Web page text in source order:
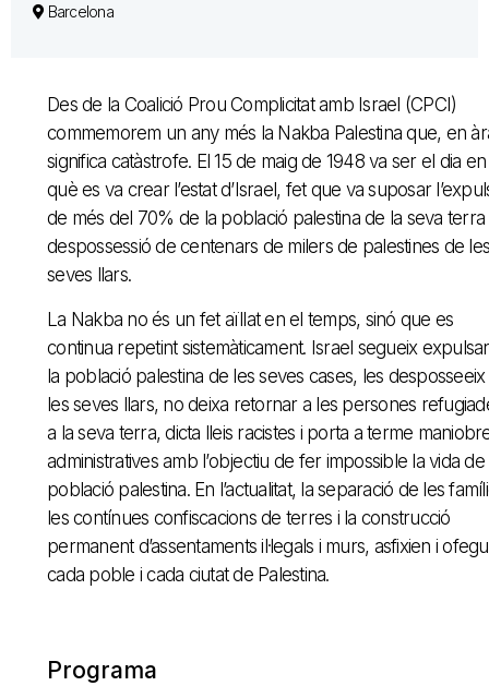
Barcelona
Des de la Coalició Prou Complicitat amb Israel (CPCI)
commemorem un any més la Nakba Palestina que, en
significa catàstrofe. El 15 de maig de 1948 va ser el dia en
què es va crear l’estat d’Israel, fet que va suposar
de més del 70% de la població palestina de la seva terra
despossessió de centenars de milers de palestines de les
seves llars.
La Nakba no és un fet aïllat en el temps, sinó que es
continua repetint sistemàticament. Israel segueix
la població palestina de les seves cases, les
les seves llars, no deixa retornar a les persones
a la seva terra, dicta lleis racistes i porta a terme
administratives amb l’objectiu de fer impossible la vida de
població palestina. En l’actualitat, la separació de les
les contínues confiscacions de terres i la construcció
permanent d’assentaments il·legals i murs, asfixien i
cada poble i cada ciutat de Palestina.
Programa